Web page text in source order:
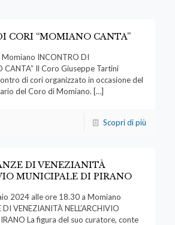
CORI “MOMIANO CANTA”
INCONTRO DI
CANTA” Il Coro Giuseppe Tartini
di cori organizzato in occasione del
del Coro di Momiano. […]
Scopri di più
DI VENEZIANITÀ
MUNICIPALE DI PIRANO
2024 alle ore 18.30 a Momiano
VENEZIANITÀ NELL’ARCHIVIO
La figura del suo curatore, conte